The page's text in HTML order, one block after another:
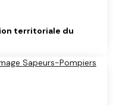
territoriale du